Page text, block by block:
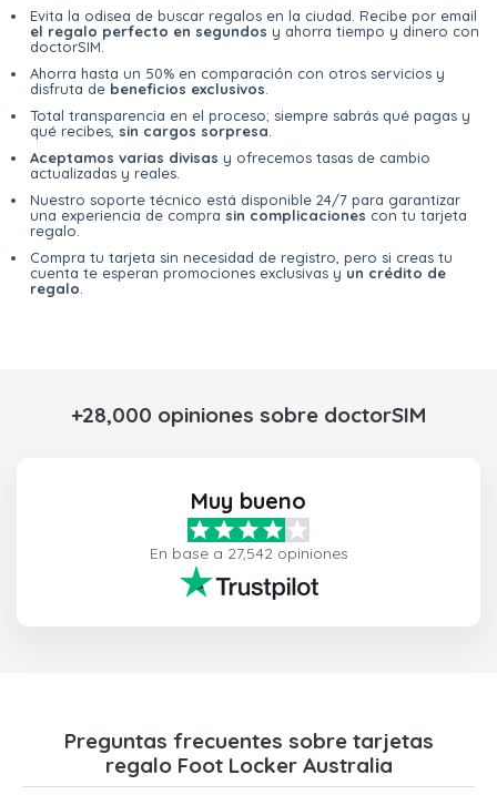
Evita la odisea de buscar regalos en la ciudad. Recibe por email
el regalo perfecto en segundos y ahorra tiempo y dinero con
doctorSIM.
Ahorra hasta un 50% en comparación con otros servicios y
disfruta de beneficios exclusivos
Total transparencia en el proceso; siempre sabrás qué pagas y
qué recibes, sin cargos sorpresa
Aceptamos varias divisas y ofrecemos tasas de cambio
actualizadas y reales.
Nuestro soporte técnico está disponible 24/7 para garantizar
una experiencia de compra sin complicaciones con tu tarjeta
regalo.
Compra tu tarjeta sin necesidad de registro, pero si creas tu
cuenta te esperan promociones exclusivas y un crédito de
regalo
+28,000 opiniones sobre doctorSIM
Muy bueno
En base a 27,542 opiniones
Preguntas frecuentes sobre tarjetas
regalo Foot Locker Australia